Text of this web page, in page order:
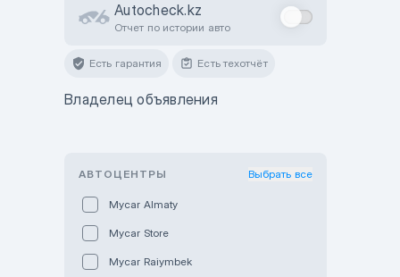
Autocheck.kz
Отчет по истории авто
Есть гарантия Есть техотчёт
Владелец объявления
АВТОЦЕНТРЫ Выбрать все
Mycar Almaty
Mycar Store
Mycar Raiymbek